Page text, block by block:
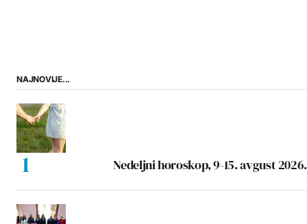
NAJNOVIJE...
Nedeljni horoskop, 9-15. avgust 2026.